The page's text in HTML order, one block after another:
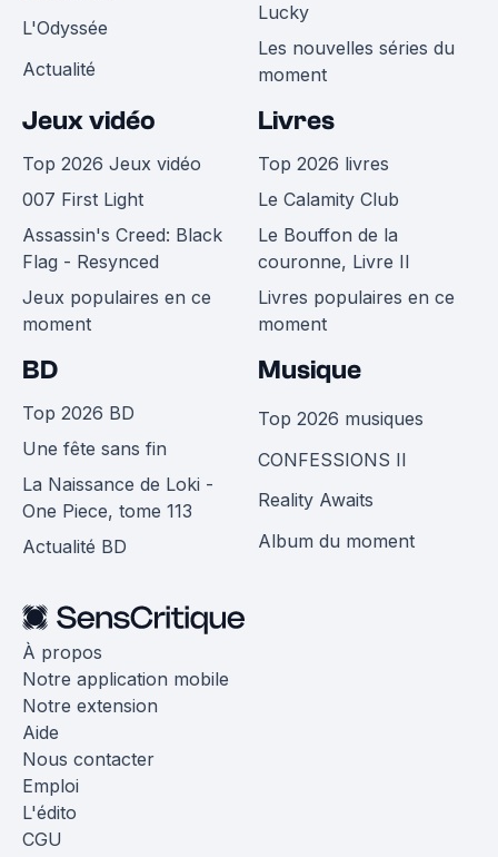
L'Odyssée
Actualité
Lucky
Les nouvelles séries du
moment
Jeux vidéo
Top 2026 Jeux vidéo
007 First Light
Assassin's Creed: Black
Flag - Resynced
Jeux populaires en ce
moment
Livres
Top 2026 livres
Le Calamity Club
Le Bouffon de la
couronne, Livre II
Livres populaires en ce
moment
BD
Top 2026 BD
Une fête sans fin
La Naissance de Loki -
One Piece, tome 113
Actualité BD
Musique
Top 2026 musiques
CONFESSIONS II
Reality Awaits
Album du moment
À propos
Notre application mobile
Notre extension
Aide
Nous contacter
Emploi
L'édito
CGU